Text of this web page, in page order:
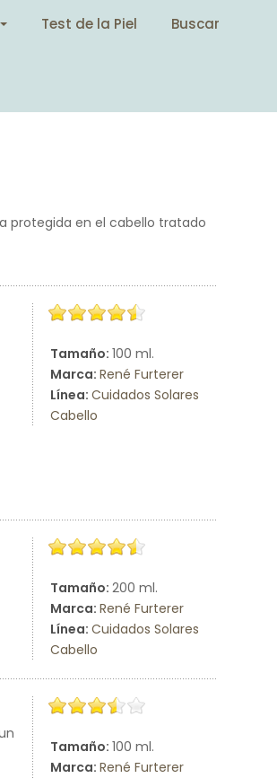
Test de la Piel
Buscar
protegida en el cabello tratado
Tamaño: 100 ml.
Marca: René Furterer
Línea: Cuidados Solares
Cabello
Tamaño: 200 ml.
Marca: René Furterer
Línea: Cuidados Solares
Cabello
Tamaño: 100 ml.
Marca: René Furterer